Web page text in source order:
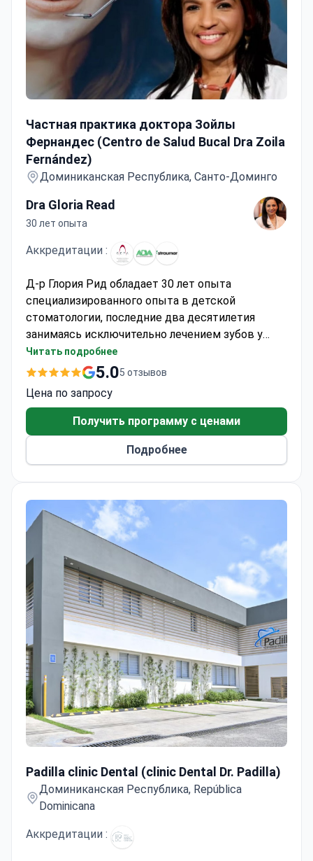
Частная практика доктора Зойлы
Фернандес (Centro de Salud Bucal Dra Zoila
Fernández)
Доминиканская Республика, Санто-Доминго
Dra Gloria Read
30 лет опыта
Аккредитации :
Д-р Глория Рид обладает 30 лет опыта
специализированного опыта в детской
стоматологии, последние два десятилетия
занимаясь исключительно лечением зубов у
детей. Она прошла обширную подготовку в
области детской ортодонтии и занимает
университете Санто-Доминго. Клиника
предлагает комплексные стоматологические
услуги для детей, включая ортодонтические
обследования и лечение, адаптированное для
юных пациентов.
Читать подробнее
5.05 отзывов
Цена по запросу
Получить программу с ценами
Подробнее
Padilla clinic Dental (clinic Dental Dr. Padilla)
Доминиканская Республика, República
Dominicana
Аккредитации :